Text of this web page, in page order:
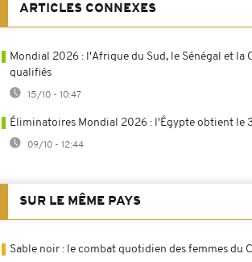
ARTICLES CONNEXES
Mondial 2026 : l'Afrique du Sud, le Sénégal et la
qualifiés
15/10 - 10:47
Éliminatoires Mondial 2026 : l'Égypte obtient le
09/10 - 12:44
SUR LE MÊME PAYS
Sable noir : le combat quotidien des femmes du